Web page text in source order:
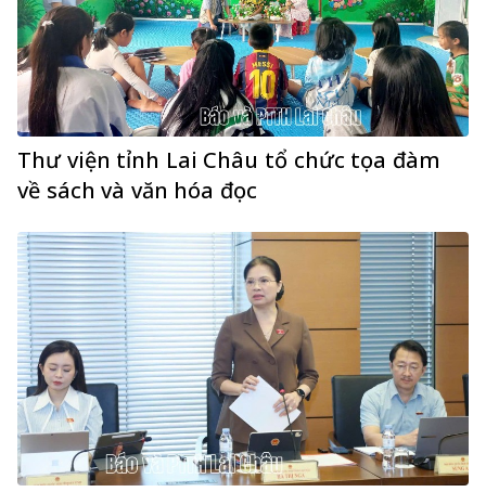
Thư viện tỉnh Lai Châu tổ chức tọa đàm
về sách và văn hóa đọc